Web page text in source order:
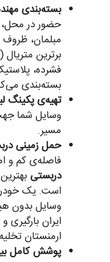
بسته‌بندی
حضور در محل،
مبلمان، ظروف
برترین
فشرده،
بسته‌بندی
تهیه‌ی پکینگ
وسایل شما
مسیر.
حمل زمینی
فاصله‌ی کم و
دربستی
است. یک
وسایل بدون
ایران
ارمنستان
پوشش کامل